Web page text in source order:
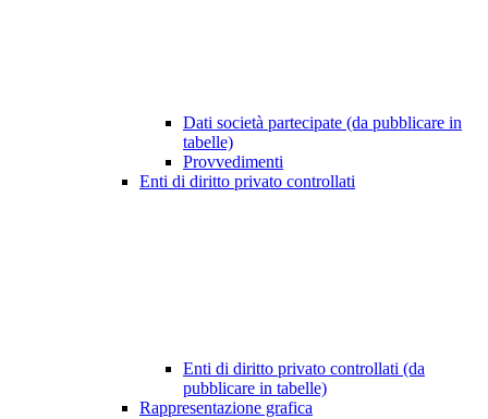
Dati società partecipate (da pubblicare in
tabelle)
Provvedimenti
Enti di diritto privato controllati
Enti di diritto privato controllati (da
pubblicare in tabelle)
Rappresentazione grafica